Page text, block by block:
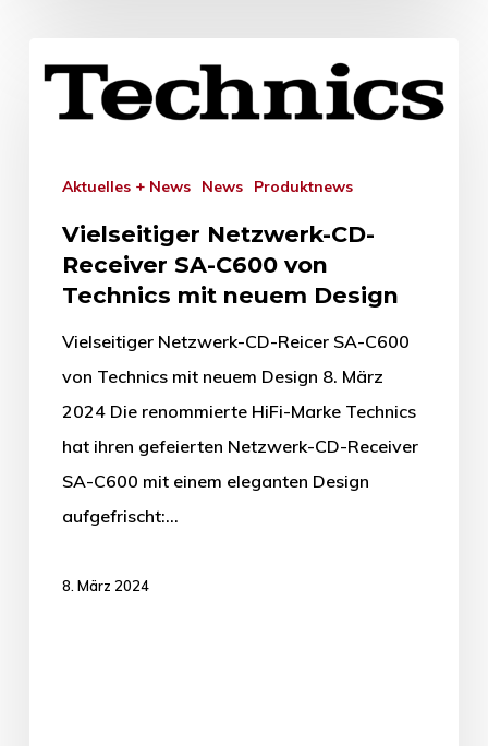
Aktuelles + News News Produktnews
Vielseitiger Netzwerk-CD-
Receiver SA-C600 von
Technics mit neuem Design
Vielseitiger Netzwerk-CD-Reicer SA-C600
von Technics mit neuem Design 8. März
2024 Die renommierte HiFi-Marke Technics
hat ihren gefeierten Netzwerk-CD-Receiver
SA-C600 mit einem eleganten Design
aufgefrischt:…
8. März 2024